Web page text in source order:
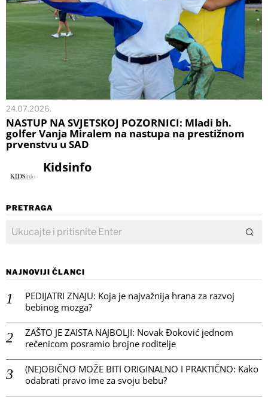
24.07.2026.
NASTUP NA SVJETSKOJ POZORNICI: Mladi bh.
golfer Vanja Miralem na nastupa na prestižnom
prvenstvu u SAD
Kidsinfo
PRETRAGA
NAJNOVIJI ČLANCI
PEDIJATRI ZNAJU: Koja je najvažnija hrana za razvoj
bebinog mozga?
ZAŠTO JE ZAISTA NAJBOLJI: Novak Đoković jednom
rečenicom posramio brojne roditelje
(NE)OBIČNO MOŽE BITI ORIGINALNO I PRAKTIČNO: Kako
odabrati pravo ime za svoju bebu?